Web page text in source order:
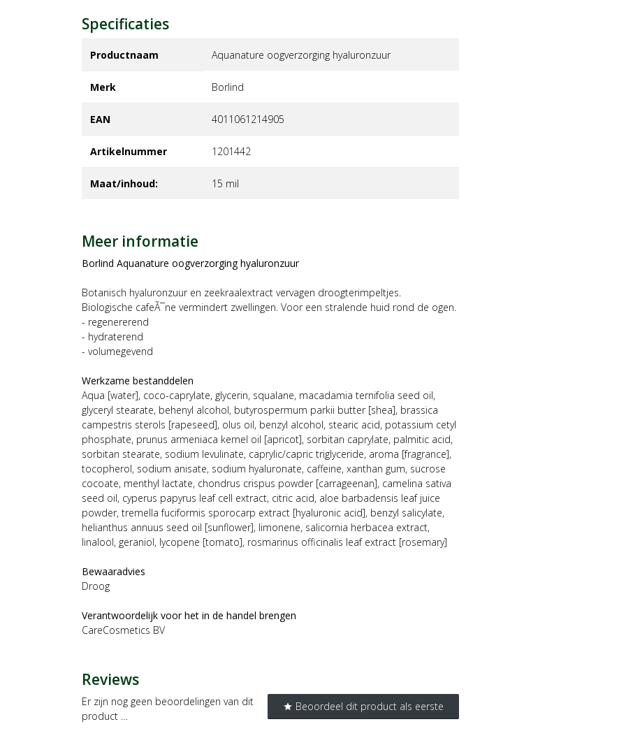
Specificaties
Productnaam Aquanature oogverzorging hyaluronzuur
Merk borlind
EAN 4011061214905
Artikelnummer 1201442
Maat/inhoud: 15 mil
Meer informatie
Borlind Aquanature oogverzorging hyaluronzuur
Botanisch hyaluronzuur en zeekraalextract vervagen droogterimpeltjes.
Biologische cafeÃ¯ne vermindert zwellingen. Voor een stralende huid rond de ogen.
- regenererend
- hydraterend
- volumegevend
Werkzame bestanddelen
Aqua [water], coco-caprylate, glycerin, squalane, macadamia ternifolia seed oil,
glyceryl stearate, behenyl alcohol, butyrospermum parkii butter [shea], brassica
campestris sterols [rapeseed], olus oil, benzyl alcohol, stearic acid, potassium cetyl
phosphate, prunus armeniaca kernel oil [apricot], sorbitan caprylate, palmitic acid,
sorbitan stearate, sodium levulinate, caprylic/capric triglyceride, aroma [fragrance],
tocopherol, sodium anisate, sodium hyaluronate, caffeine, xanthan gum, sucrose
cocoate, menthyl lactate, chondrus crispus powder [carrageenan], camelina sativa
seed oil, cyperus papyrus leaf cell extract, citric acid, aloe barbadensis leaf juice
powder, tremella fuciformis sporocarp extract [hyaluronic acid], benzyl salicylate,
helianthus annuus seed oil [sunflower], limonene, salicornia herbacea extract,
linalool, geraniol, lycopene [tomato], rosmarinus officinalis leaf extract [rosemary]
Bewaaradvies
Droog
Verantwoordelijk voor het in de handel brengen
CareCosmetics BV
Reviews
star Beoordeel dit product als eerste
Er zijn nog geen beoordelingen van dit
product …